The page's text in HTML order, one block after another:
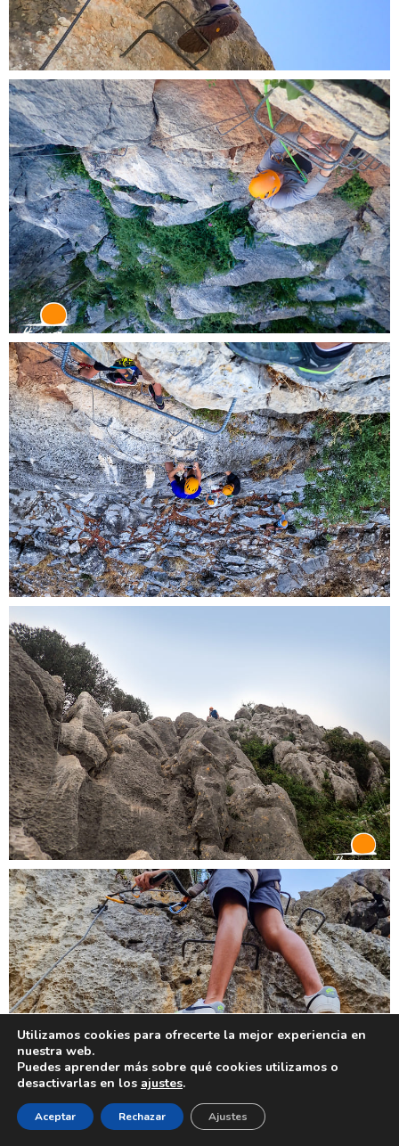
Utilizamos cookies para ofrecerte la mejor experiencia en
nuestra web.
Puedes aprender más sobre qué cookies utilizamos o
desactivarlas en los ajustes.
Aceptar Rechazar Ajustes